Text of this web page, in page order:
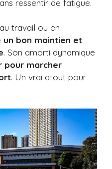
ressentir de fatigue.
travail ou en
un bon maintien et
. Son amorti dynamique
pour marcher
. Un vrai atout pour